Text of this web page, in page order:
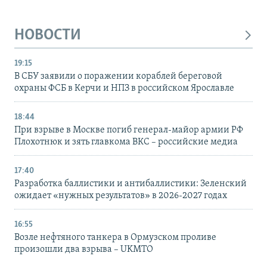
НОВОСТИ
19:15
В СБУ заявили о поражении кораблей береговой
охраны ФСБ в Керчи и НПЗ в российском Ярославле
18:44
При взрыве в Москве погиб генерал-майор армии РФ
Плохотнюк и зять главкома ВКС – российские медиа
17:40
Разработка баллистики и антибаллистики: Зеленский
ожидает «нужных результатов» в 2026-2027 годах
16:55
Возле нефтяного танкера в Ормузском проливе
произошли два взрыва – UKMTO